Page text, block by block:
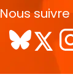
Nous suivre